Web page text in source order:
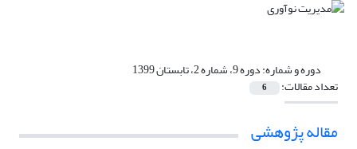
دوره و شماره:دوره 9، شماره 2، تابستان 1399
تعداد مقالات: 6
مقاله پژوهشی